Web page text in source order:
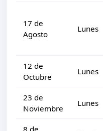
17 de
Agosto
Lunes
12 de
Octubre
Lunes
23 de
Noviembre
Lunes